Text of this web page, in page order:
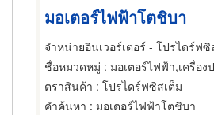
มอเตอร์ไฟฟ้าโตชิบา
จำหน่ายอินเวอร์เตอร์ - โปรไดร์ฟซิ
ชื่อหมวดหมู่ : มอเตอร์ไฟฟ้า,เครื่องปรับความเร็วรอ
ตราสินค้า : โปรไดร์ฟซิสเต็ม
คำค้นหา : มอเตอร์ไฟฟ้าโตชิบา